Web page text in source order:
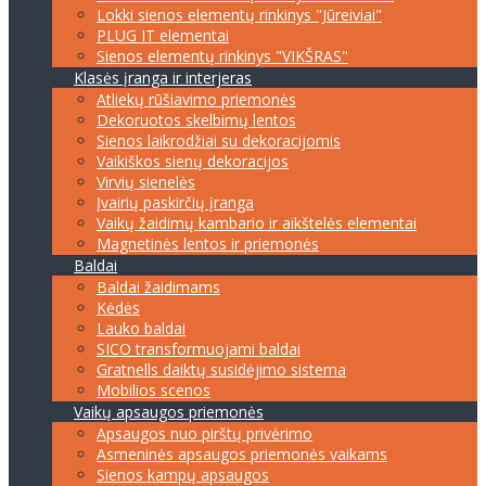
Lokki sienos elementų rinkinys "Jūreiviai"
PLUG IT elementai
Sienos elementų rinkinys "VIKŠRAS"
Klasės įranga ir interjeras
Atliekų rūšiavimo priemonės
Dekoruotos skelbimų lentos
Sienos laikrodžiai su dekoracijomis
Vaikiškos sienų dekoracijos
Virvių sienelės
Įvairių paskirčių įranga
Vaikų žaidimų kambario ir aikštelės elementai
Magnetinės lentos ir priemonės
Baldai
Baldai žaidimams
Kėdės
Lauko baldai
SICO transformuojami baldai
Gratnells daiktų susidėjimo sistema
Mobilios scenos
Vaikų apsaugos priemonės
Apsaugos nuo pirštų privėrimo
Asmeninės apsaugos priemonės vaikams
Sienos kampų apsaugos